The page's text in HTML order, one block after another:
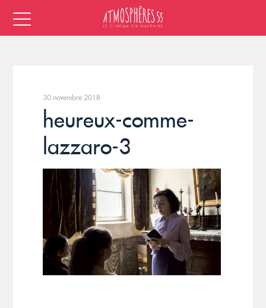
30 novembre 2018
heureux-comme-
lazzaro-3